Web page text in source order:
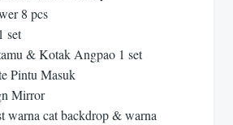
8 pcs
set
& Kotak Angpao 1 set
Pintu Masuk
Mirror
warna cat backdrop & warna